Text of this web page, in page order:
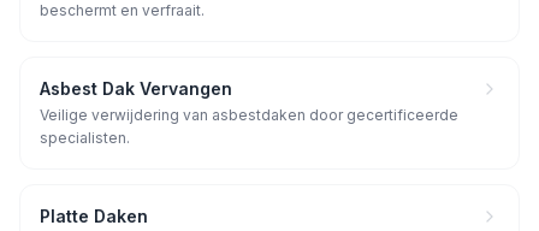
beschermt en verfraait.
Asbest Dak Vervangen
Veilige verwijdering van asbestdaken door gecertificeerde
specialisten.
Platte Daken